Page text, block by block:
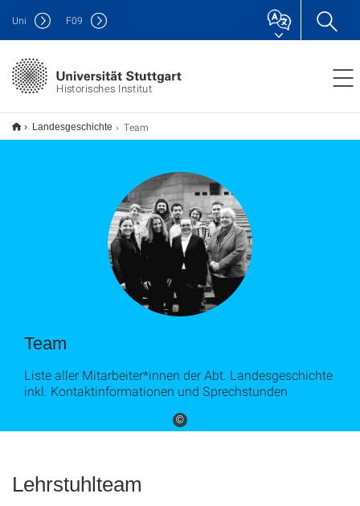
Historisches Institut
Uni F09
Landesgeschichte Team
©
Team
Liste aller Mitarbeiter*innen der Abt. Landesgeschichte
inkl. Kontaktinformationen und Sprechstunden
Lehrstuhlteam